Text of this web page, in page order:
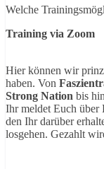
Welche
Training via Zoom
Hier können wir
haben. Von
Strong Nation bis
Ihr meldet Euch
den Ihr darüber
losgehen. Gezahlt